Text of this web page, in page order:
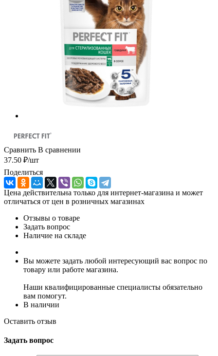
Сравнить В сравнении
37.50 ₽/шт
Поделиться
Цена действительна только для интернет-магазина и может
отличаться от цен в розничных магазинах
Отзывы о товаре
Задать вопрос
Наличие на складе
Вы можете задать любой интересующий вас вопрос по
товару или работе магазина.
Наши квалифицированные специалисты обязательно
вам помогут.
В наличии
Оставить отзыв
Задать вопрос